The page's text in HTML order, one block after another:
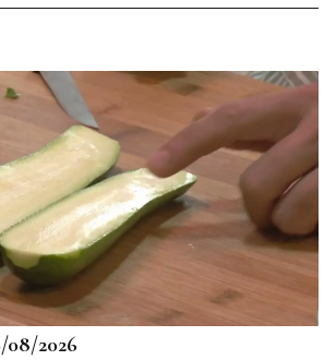
el 50% de la restauración de
por el incendio forestal de
08/2026